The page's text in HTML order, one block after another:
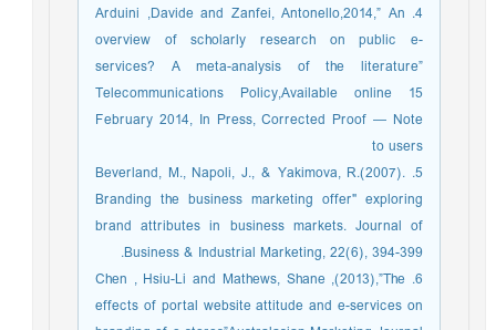
4. Arduini ,Davide and Zanfei, Antonello,2014,” An
overview of scholarly research on public e-
services? A meta-analysis of the literature”
Telecommunications Policy,Available online 15
February 2014, In Press, Corrected Proof — Note
to users
5. Beverland, M., Napoli, J., & Yakimova, R.(2007).
Branding the business marketing offer" exploring
brand attributes in business markets. Journal of
Business & Industrial Marketing, 22(6), 394-399.
6. Chen , Hsiu-Li and Mathews, Shane ,(2013),”The
effects of portal website attitude and e-services on